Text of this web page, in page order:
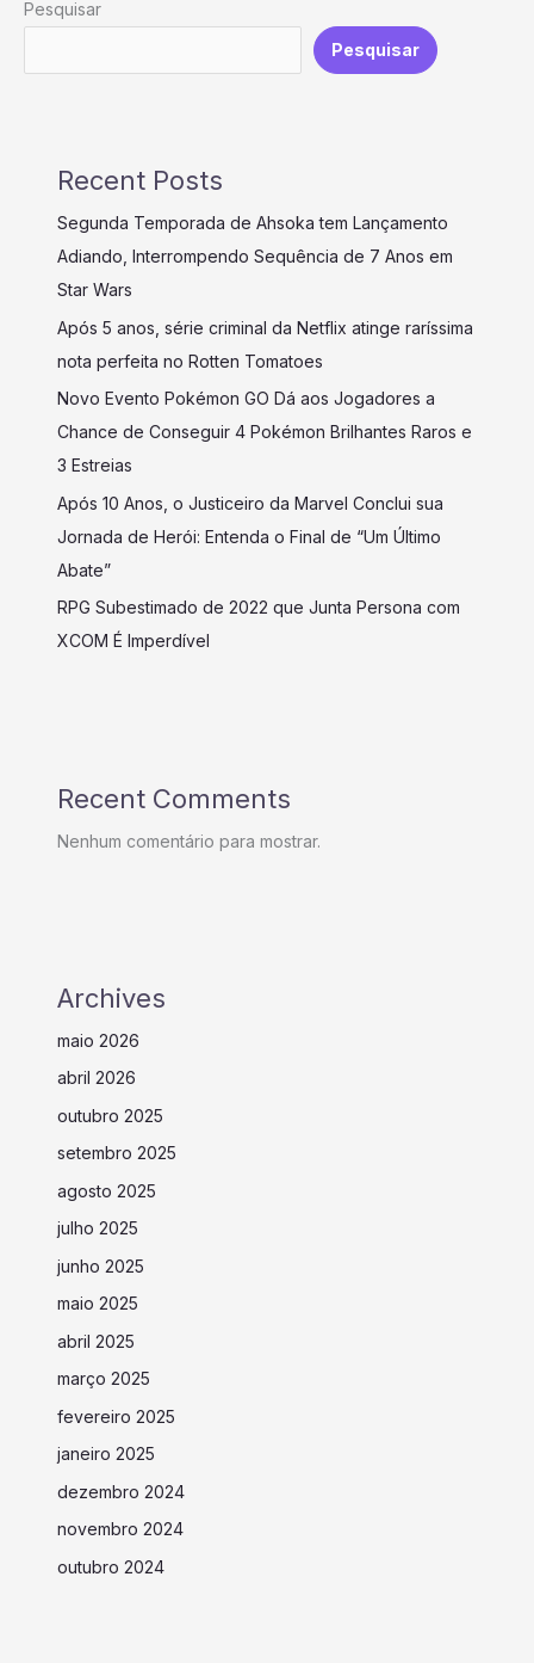
Pesquisar
Pesquisar
Recent Posts
Segunda Temporada de Ahsoka tem Lançamento
Adiando, Interrompendo Sequência de 7 Anos em
Star Wars
Após 5 anos, série criminal da Netflix atinge raríssima
nota perfeita no Rotten Tomatoes
Novo Evento Pokémon GO Dá aos Jogadores a
Chance de Conseguir 4 Pokémon Brilhantes Raros e
3 Estreias
Após 10 Anos, o Justiceiro da Marvel Conclui sua
Jornada de Herói: Entenda o Final de “Um Último
Abate”
RPG Subestimado de 2022 que Junta Persona com
XCOM É Imperdível
Recent Comments
Nenhum comentário para mostrar.
Archives
maio 2026
abril 2026
outubro 2025
setembro 2025
agosto 2025
julho 2025
junho 2025
maio 2025
abril 2025
março 2025
fevereiro 2025
janeiro 2025
dezembro 2024
novembro 2024
outubro 2024